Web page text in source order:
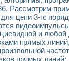
Рассмотрим
цепи 3-го
и
прямых
прямых линий;